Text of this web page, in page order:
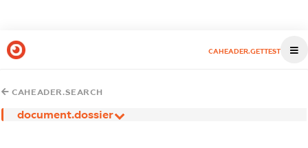
CAHEADER.GETTEST
CAHEADER.SEARCH
document.dossier